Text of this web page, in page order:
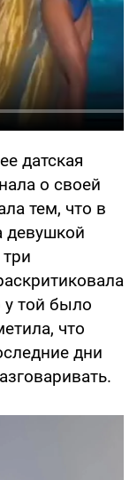
датская
о своей
тем, что в
девушкой
той было
что
дни